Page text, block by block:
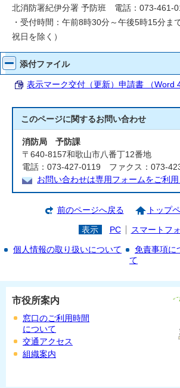
北消防署紀伊分署 予防班 電話：073-461-
・受付時間：午前8時30分～午後5時15分ま
祝日を除く）
添付ファイル
表示マーク交付（更新）申請書 （Word
このページに関するお問い合わせ
消防局 予防課
〒640-8157和歌山市八番丁12番地
電話：073-427-0119 ファクス：073-
お問い合わせは専用フォームをご利用
前のページへ戻る トップ
表示 PC スマートフ
個人情報の取り扱いについて 免責事項に
て
市役所案内
窓口のご利用時間
について
交通アクセス
組織案内